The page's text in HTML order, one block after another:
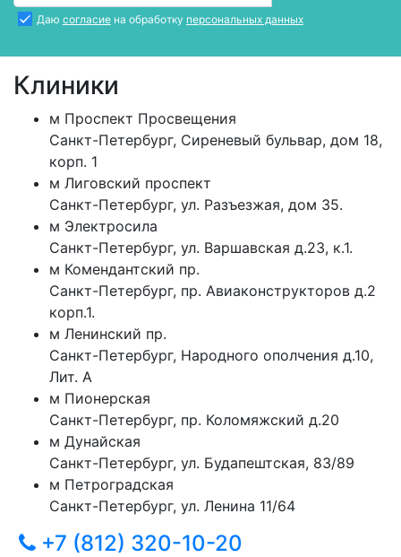
Даю согласиена обработку персональных данных
Клиники
м Проспект Просвещения
Санкт-Петербург, Сиреневый бульвар, дом 18,
корп. 1
м Лиговский проспект
Санкт-Петербург, ул. Разъезжая, дом 35.
м Электросила
Санкт-Петербург, ул. Варшавская д.23, к.1.
м Комендантский пр.
Санкт-Петербург, пр. Авиаконструкторов д.2
корп.1.
м Ленинский пр.
Санкт-Петербург, Народного ополчения д.10,
Лит. А
м Пионерская
Санкт-Петербург, пр. Коломяжский д.20
м Дунайская
Санкт-Петербург, ул. Будапештская, 83/89
м Петроградская
Санкт-Петербург, ул. Ленина 11/64
+7 (812) 320-10-20